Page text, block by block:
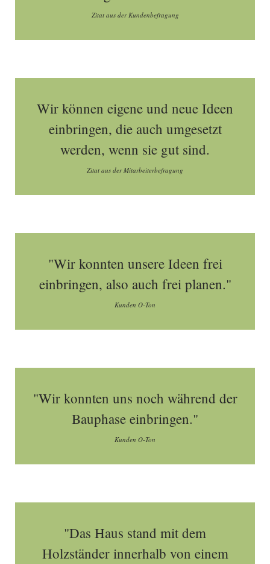
Zitat aus der Kundenbefragung
Wir können eigene und neue Ideen
einbringen, die auch umgesetzt
werden, wenn sie gut sind.
Zitat aus der Mitarbeiterbefragung
"Wir konnten unsere Ideen frei
einbringen, also auch frei planen."
Kunden O-Ton
"Wir konnten uns noch während der
Bauphase einbringen."
Kunden O-Ton
"Das Haus stand mit dem
Holzständer innerhalb von einem